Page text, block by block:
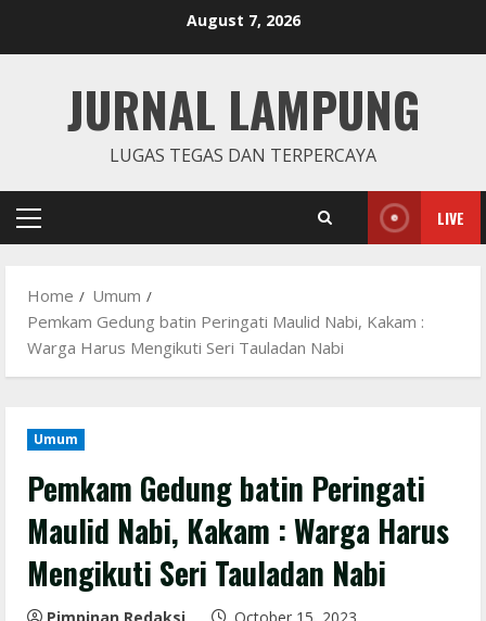
August 7, 2026
JURNAL LAMPUNG
LUGAS TEGAS DAN TERPERCAYA
Primary
LIVE
Home
Umum
Pemkam Gedung batin Peringati Maulid Nabi, Kakam :
Warga Harus Mengikuti Seri Tauladan Nabi
Umum
Pemkam Gedung batin Peringati
Maulid Nabi, Kakam : Warga Harus
Mengikuti Seri Tauladan Nabi